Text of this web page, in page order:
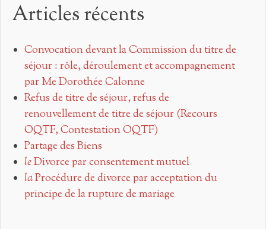
Articles récents
Convocation devant la Commission du titre de
séjour : rôle, déroulement et accompagnement
par Me Dorothée Calonne
Refus de titre de séjour, refus de
renouvellement de titre de séjour (Recours
OQTF, Contestation OQTF)
Partage des Biens
leDivorce par consentement mutuel
laProcédure de divorce par acceptation du
principe de la rupture de mariage